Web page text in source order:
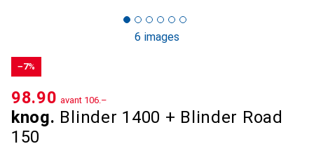
6 images
−7%
knog. Blinder 1400 + Blinder Road
150
CHF
98.90 avant CHF
106.–